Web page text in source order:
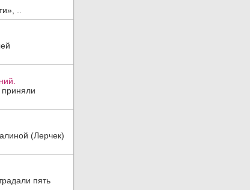
..
приняли
(Лерчек)
пять